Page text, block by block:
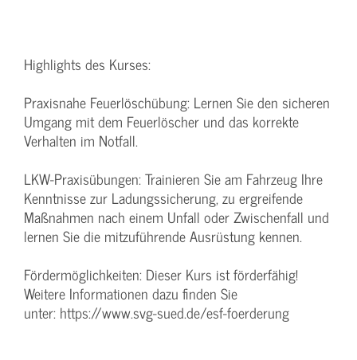
Highlights des Kurses:
Praxisnahe Feuerlöschübung: Lernen Sie den sicheren
Umgang mit dem Feuerlöscher und das korrekte
Verhalten im Notfall.
LKW-Praxisübungen: Trainieren Sie am Fahrzeug Ihre
Kenntnisse zur Ladungssicherung, zu ergreifende
Maßnahmen nach einem Unfall oder Zwischenfall und
lernen Sie die mitzuführende Ausrüstung kennen.
Fördermöglichkeiten: Dieser Kurs ist förderfähig!
Weitere Informationen dazu finden Sie
unter: https://www.svg-sued.de/esf-foerderung